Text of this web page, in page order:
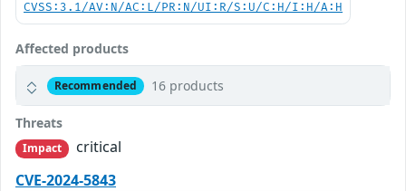
CVSS:3.1/AV:N/AC:L/PR:N/UI:R/S:U/C:H/I:H/A:H
Affected products
Recommended 16 products
Threats
Impact
critical
CVE-2024-5843